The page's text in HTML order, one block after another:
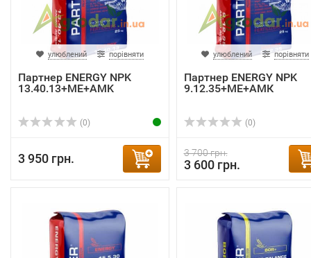
улюблений порівняти
Партнер ENERGY NPK
13.40.13+ME+AMK
(0)
3 950 грн.
улюблений порівняти
Партнер ENERGY NPK
9.12.35+ME+АМК
(0)
3 700 грн.
3 600 грн.